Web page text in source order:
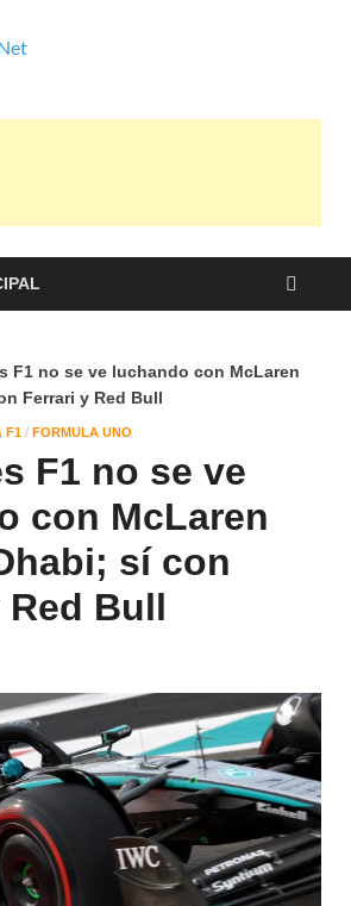
punto Net
F1 no se ve luchando con McLaren
Ferrari y Red Bull
F1 / FORMULA UNO
F1 no se ve
con McLaren
sí con
Red Bull